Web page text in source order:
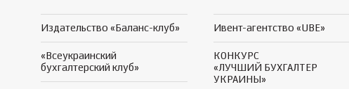
Издательство «Баланс-клуб»
«Всеукраинский
бухгалтерский клуб»
Ивент-агентство «UBE»
КОНКУРС
«ЛУЧШИЙ БУХГАЛТЕР
УКРАИНЫ»